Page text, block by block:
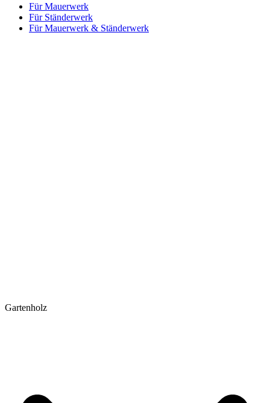
Für Mauerwerk
Für Ständerwerk
Für Mauerwerk & Ständerwerk
Gartenholz